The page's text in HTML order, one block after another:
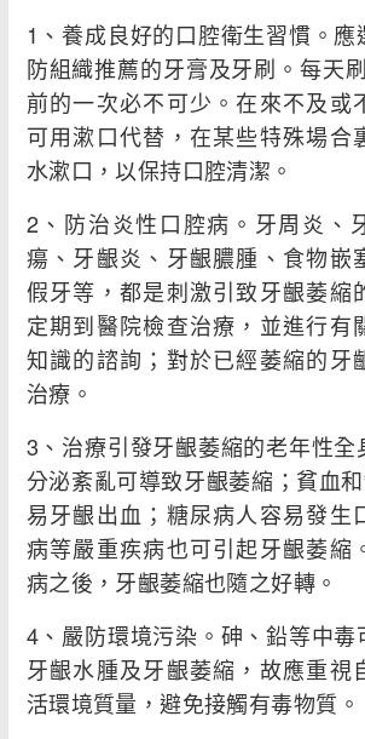
1、養成良好的口腔衛生習慣。應
防組織推薦的牙膏及牙刷。每天
前的一次必不可少。在來不及或
可用漱口代替，在某些特殊場合
水漱口，以保持口腔清潔。
2、防治炎性口腔病。牙周炎、
瘍、牙齦炎、牙齦膿腫、食物嵌
假牙等，都是刺激引致牙齦萎縮
定期到醫院檢查治療，並進行有
知識的諮詢；對於已經萎縮的牙
治療。
3、治療引發牙齦萎縮的老年性全
分泌紊亂可導致牙齦萎縮；貧血
易牙齦出血；糖尿病人容易發生
病等嚴重疾病也可引起牙齦萎縮
病之後，牙齦萎縮也隨之好轉。
4、嚴防環境污染。砷、鉛等中毒
牙齦水腫及牙齦萎縮，故應重視
活環境質量，避免接觸有毒物質。